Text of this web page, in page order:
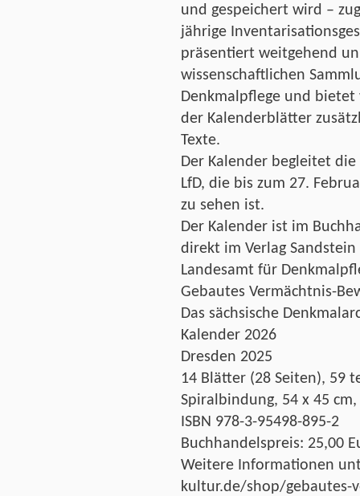
und gespeichert wird –
jährige
präsentiert weitgehend
wissenschaftlichen
Denkmalpflege und
der Kalenderblätter
Texte.
Der Kalender begleitet
LfD, die bis zum 27.
zu sehen ist.
Der Kalender ist im
direkt im Verlag
Landesamt für
Gebautes Vermächtnis-
Das sächsische
Kalender 2026
Dresden 2025
14 Blätter (28 Seiten), 59
Spiralbindung, 54 x 45 cm,
ISBN 978-3-95498-895-2
Buchhandelspreis: 25,00
Weitere Informationen
kultur.de/shop/gebautes-